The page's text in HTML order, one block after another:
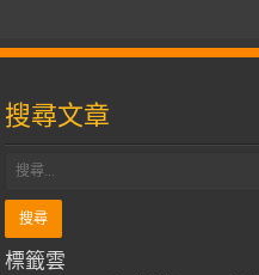
搜尋文章
標籤雲